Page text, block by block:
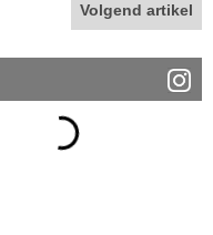
Volgend artikel